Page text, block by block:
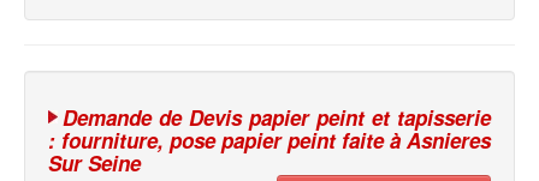
Demande de Devis papier peint et tapisserie
: fourniture, pose papier peint faite à Asnieres
Sur Seine